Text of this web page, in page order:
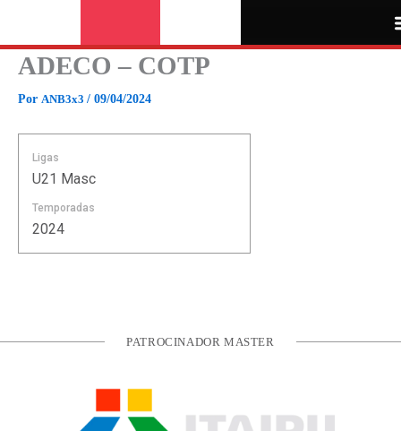
o
conteúdo
ADECO – COTP
Por ANB3x3 / 09/04/2024
Ligas
U21 Masc
Temporadas
2024
PATROCINADOR MASTER